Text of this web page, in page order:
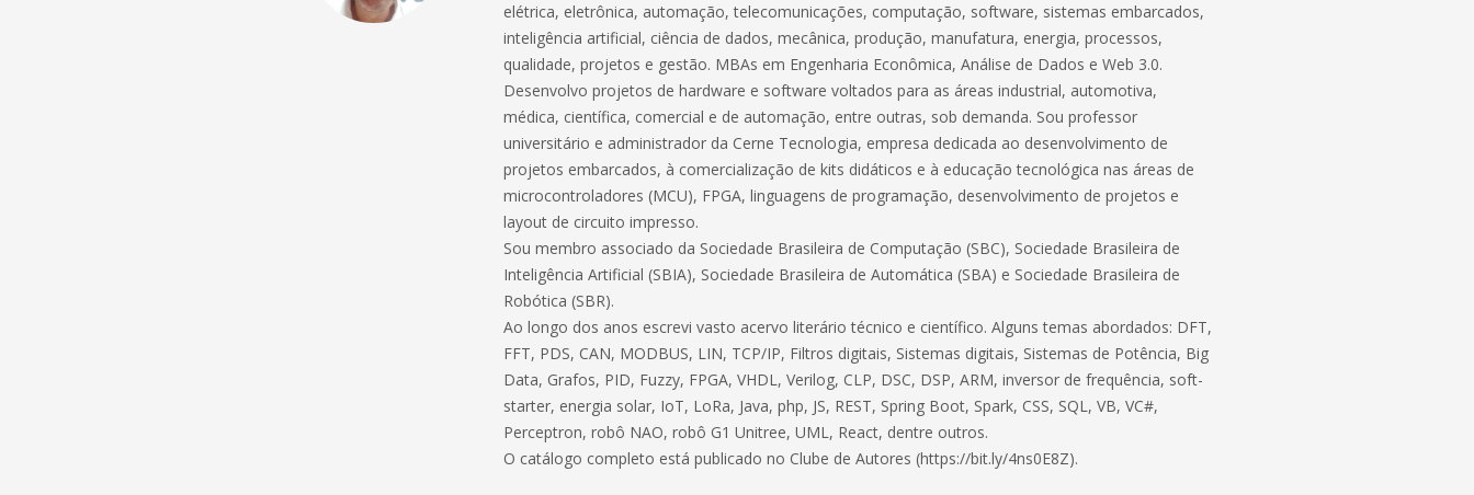
elétrica, eletrônica, automação, telecomunicações, computação, software, sistemas embarcados,
inteligência artificial, ciência de dados, mecânica, produção, manufatura, energia, processos,
qualidade, projetos e gestão. MBAs em Engenharia Econômica, Análise de Dados e Web 3.0.
Desenvolvo projetos de hardware e software voltados para as áreas industrial, automotiva,
médica, científica, comercial e de automação, entre outras, sob demanda. Sou professor
universitário e administrador da Cerne Tecnologia, empresa dedicada ao desenvolvimento de
projetos embarcados, à comercialização de kits didáticos e à educação tecnológica nas áreas de
microcontroladores (MCU), FPGA, linguagens de programação, desenvolvimento de projetos e
layout de circuito impresso.
Sou membro associado da Sociedade Brasileira de Computação (SBC), Sociedade Brasileira de
Inteligência Artificial (SBIA), Sociedade Brasileira de Automática (SBA) e Sociedade Brasileira de
Robótica (SBR).
Ao longo dos anos escrevi vasto acervo literário técnico e científico. Alguns temas abordados: DFT,
FFT, PDS, CAN, MODBUS, LIN, TCP/IP, Filtros digitais, Sistemas digitais, Sistemas de Potência, Big
Data, Grafos, PID, Fuzzy, FPGA, VHDL, Verilog, CLP, DSC, DSP, ARM, inversor de frequência, soft-
starter, energia solar, IoT, LoRa, Java, php, JS, REST, Spring Boot, Spark, CSS, SQL, VB, VC#,
Perceptron, robô NAO, robô G1 Unitree, UML, React, dentre outros.
O catálogo completo está publicado no Clube de Autores (https://bit.ly/4ns0E8Z).